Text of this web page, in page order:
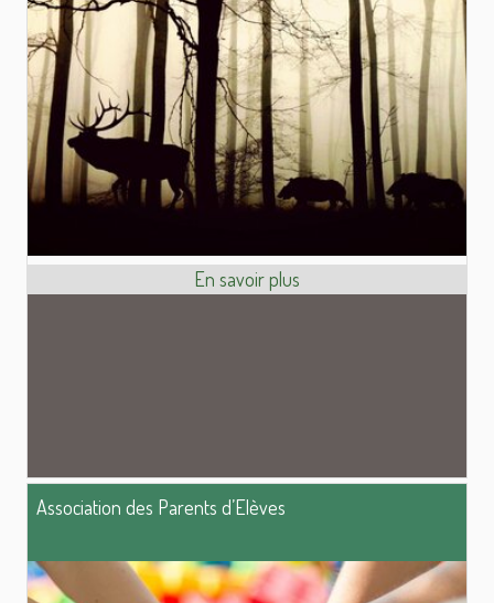
Association des Parents d’Elèves